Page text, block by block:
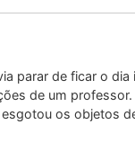
parar de ficar o
de um
os objetos